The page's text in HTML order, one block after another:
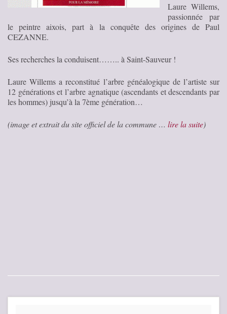
Laure Willems,
passionnée par
le peintre aixois, part à la conquête des origines de Paul
CEZANNE.
Ses recherches la conduisent…….. à Saint-Sauveur !
Laure Willems a reconstitué l’arbre généalogique de l’artiste sur
12 générations et l’arbre agnatique (ascendants et descendants par
les hommes) jusqu’à la 7ème génération…
(image et extrait du site officiel de la commune … lire la suite)